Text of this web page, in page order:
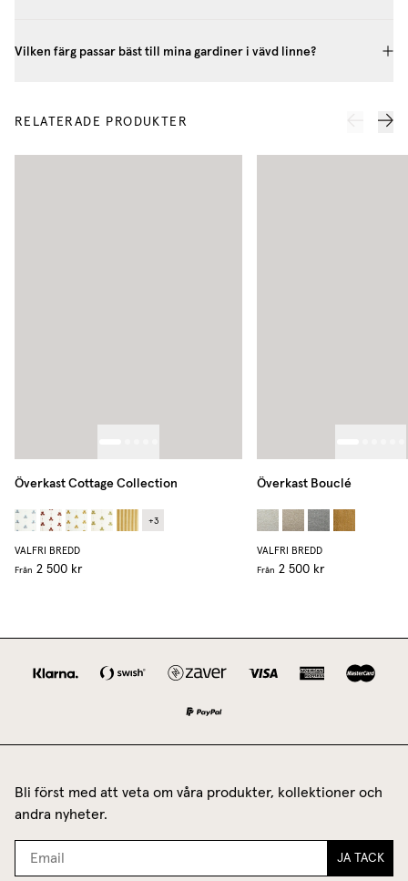
Vilken färg passar bäst till mina gardiner i vävd linne?
RELATERADE PRODUKTER
Överkast Cottage Collection
+3
VALFRI BREDD
Från 2 500 kr
Överkast Bouclé
VALFRI BREDD
Från 2 500 kr
Bli först med att veta om våra produkter, kollektioner och
andra nyheter.
JA TACK